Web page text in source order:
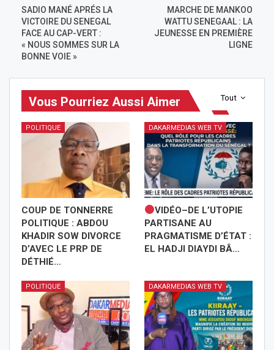
SADIO MANÉ APRÉS LA
VICTOIRE DU SENEGAL
FACE AU CAP-VERT :
« NOUS SOMMES SUR LA
BONNE VOIE »
MARCHE DE MANKOO
WATTU SENEGAAL : LA
JEUNESSE EN PREMIÈRE
LIGNE
Tout
Vous Pourriez Aussi Aimer
POLITIQUE
COUP DE TONNERRE
POLITIQUE : ABDOU
KHADIR SOW DIVORCE
D’AVEC LE PRP DE
DÉTHIÉ…
DAKARMEDIAS WEB TV
VIDÉO–DE L’UTOPIE
PARTISANE AU
PRAGMATISME D’ÉTAT :
EL HADJI DIAYDI BÂ…
POLITIQUE DAKARMEDIAS WEB TV